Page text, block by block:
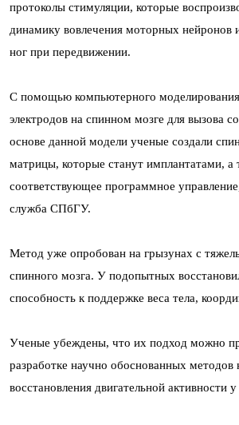
протоколы стимуляции, которые
динамику вовлечения моторных
ног при передвижении.
С помощью компьютерного
электродов на спинном мозге для вызова
основе данной модели ученые создали
матрицы, которые станут имплантатами, а
соответствующее программное
служба СПбГУ.
Метод уже опробован на грызунах с
спинного мозга. У подопытных
способность к поддержке веса тела,
Ученые убеждены, что их подход можно
разработке научно обоснованных методов
восстановления двигательной активности